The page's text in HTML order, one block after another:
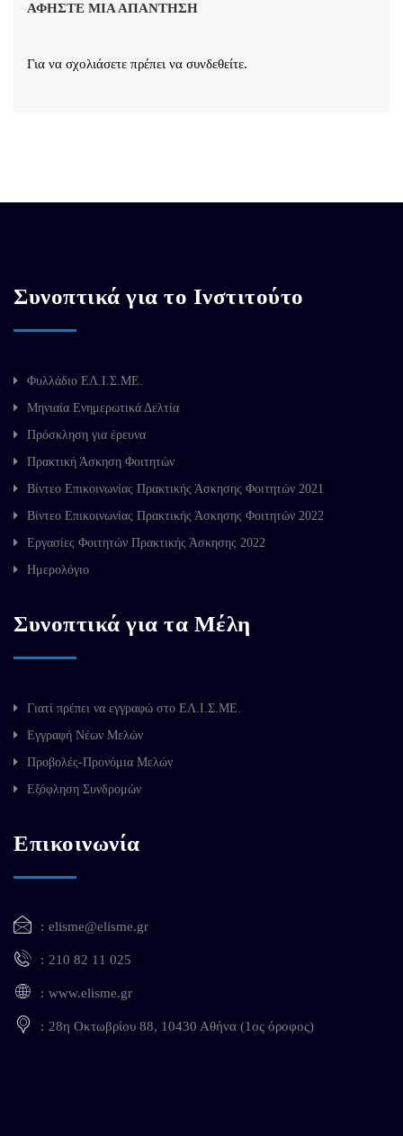
ΑΦΉΣΤΕ ΜΙΑ ΑΠΆΝΤΗΣΗ
Για να σχολιάσετε πρέπει να συνδεθείτε.
Συνοπτικά για το Ινστιτούτο
Φυλλάδιο ΕΛ.Ι.Σ.ΜΕ.
Μηνιαία Ενημερωτικά Δελτία
Πρόσκληση για έρευνα
Πρακτική Άσκηση Φοιτητών
Βίντεο Επικοινωνίας Πρακτικής Άσκησης Φοιτητών 2021
Βίντεο Επικοινωνίας Πρακτικής Άσκησης Φοιτητών 2022
Εργασίες Φοιτητών Πρακτικής Άσκησης 2022
Ημερολόγιο
Συνοπτικά για τα Μέλη
Γιατί πρέπει να εγγραφώ στο ΕΛ.Ι.Σ.ΜΕ.
Εγγραφή Νέων Μελών
Προβολές-Προνόμια Μελών
Εξόφληση Συνδρομών
Επικοινωνία
elisme@elisme.gr
210 82 11 025
www.elisme.gr
28η Οκτωβρίου 88, 10430 Αθήνα (1ος όροφος)